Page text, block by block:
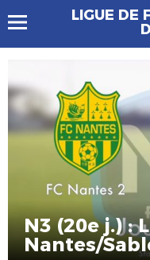
LIGUE DE
N3 (20e j.) :
Nantes/